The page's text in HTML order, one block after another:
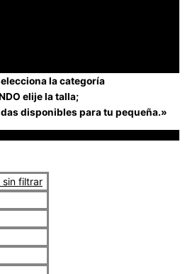
la categoría
elije la talla;
disponibles para tu pequeña.»
sin filtrar